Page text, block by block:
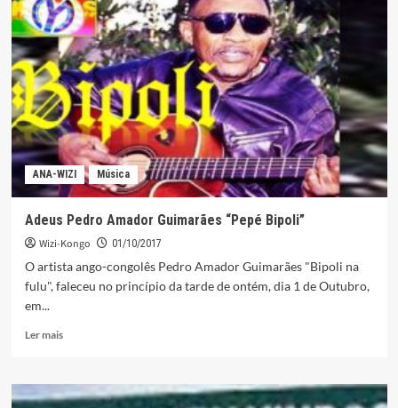
MANUEL
VADIA
KIVOVA
“VADIS”
ANA-WIZI Música
Adeus Pedro Amador Guimarães “Pepé Bipoli”
Wizi-Kongo 01/10/2017
O artista ango-congolês Pedro Amador Guimarães "Bipoli na
fulu", faleceu no princípio da tarde de ontém, dia 1 de Outubro,
em...
Ler maisLeia
Adeus
Pedro